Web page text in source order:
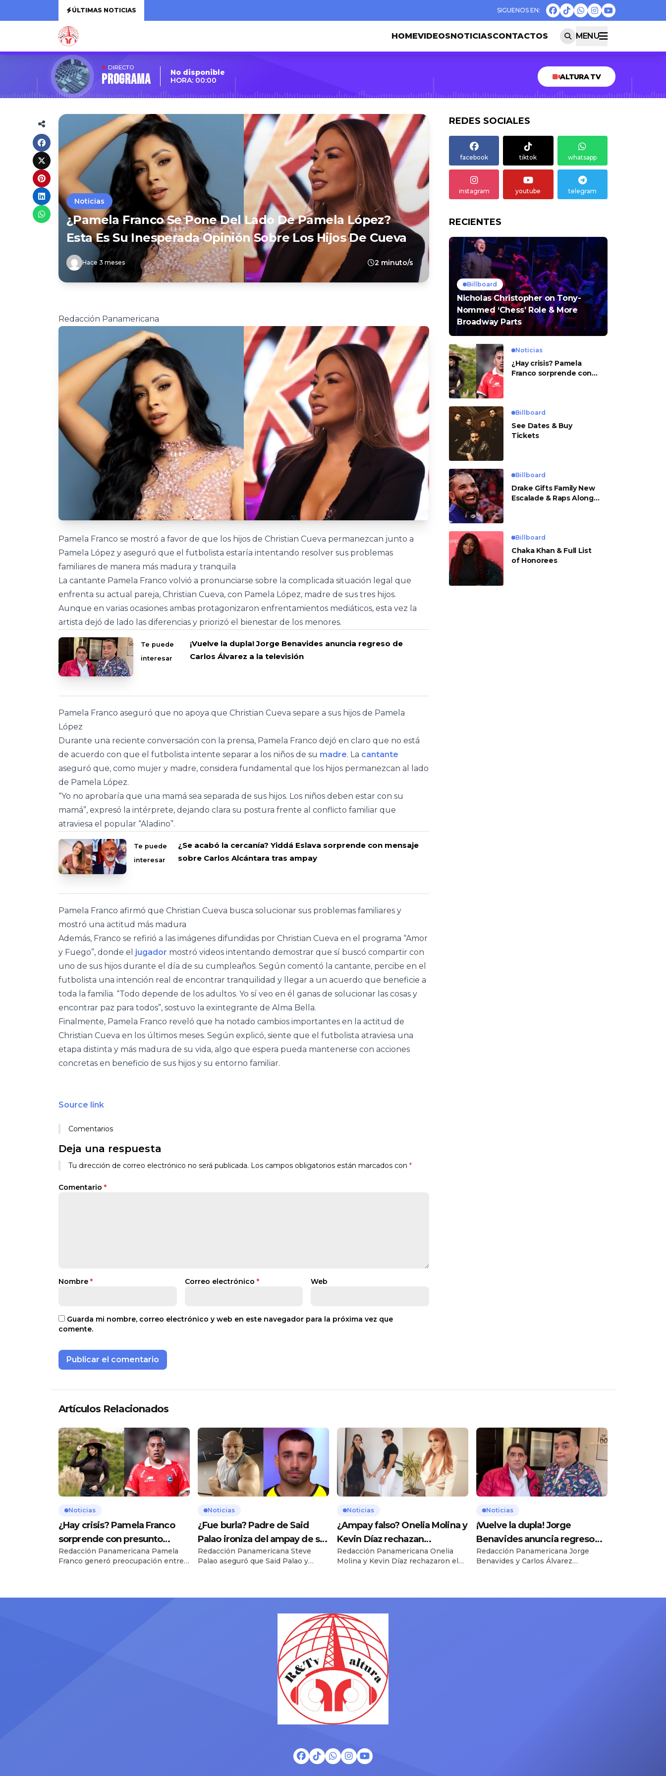
ÚLTIMAS NOTICIAS
HOMEVIDEOSNOTICIASCONTACTOS MENU
DIRECTO
Programa
No disponible
HORA: 00:00
ALTURA TV
Noticias
¿Pamela Franco Se Pone Del Lado De Pamela López?
Esta Es Su Inesperada Opinión Sobre Los Hijos De Cueva
Hace 3 meses 2 minuto/s
Redacción Panamericana
Pamela Franco se mostró a favor de que los hijos de Christian Cueva permanezcan junto a
Pamela López y aseguró que el futbolista estaría intentando resolver sus problemas
familiares de manera más madura y tranquila
La cantante Pamela Franco volvió a pronunciarse sobre la complicada situación legal que
enfrenta su actual pareja, Christian Cueva, con Pamela López, madre de sus tres hijos.
Aunque en varias ocasiones ambas protagonizaron enfrentamientos mediáticos, esta vez la
artista dejó de lado las diferencias y priorizó el bienestar de los menores.
Te puede
interesar
¡Vuelve la dupla! Jorge Benavides anuncia regreso de
Carlos Álvarez a la televisión
Pamela Franco aseguró que no apoya que Christian Cueva separe a sus hijos de Pamela
López
Durante una reciente conversación con la prensa, Pamela Franco dejó en claro que no está
de acuerdo con que el futbolista intente separar a los niños de su madre. La cantante
aseguró que, como mujer y madre, considera fundamental que los hijos permanezcan al lado
de Pamela López.
“Yo no aprobaría que una mamá sea separada de sus hijos. Los niños deben estar con su
mamá”, expresó la intérprete, dejando clara su postura frente al conflicto familiar que
atraviesa el popular “Aladino”.
Te puede
interesar
¿Se acabó la cercanía? Yiddá Eslava sorprende con mensaje
sobre Carlos Alcántara tras ampay
Pamela Franco afirmó que Christian Cueva busca solucionar sus problemas familiares y
mostró una actitud más madura
Además, Franco se refirió a las imágenes difundidas por Christian Cueva en el programa “Amor
y Fuego”, donde el jugador mostró videos intentando demostrar que sí buscó compartir con
uno de sus hijos durante el día de su cumpleaños. Según comentó la cantante, percibe en el
futbolista una intención real de encontrar tranquilidad y llegar a un acuerdo que beneficie a
toda la familia. “Todo depende de los adultos. Yo sí veo en él ganas de solucionar las cosas y
encontrar paz para todos”, sostuvo la exintegrante de Alma Bella.
Finalmente, Pamela Franco reveló que ha notado cambios importantes en la actitud de
Christian Cueva en los últimos meses. Según explicó, siente que el futbolista atraviesa una
etapa distinta y más madura de su vida, algo que espera pueda mantenerse con acciones
concretas en beneficio de sus hijos y su entorno familiar.
Source link
Comentarios
Deja una respuesta
Tu dirección de correo electrónico no será publicada. Los campos obligatorios están marcados con *
Comentario *
Nombre * Correo electrónico * Web
Guarda mi nombre, correo electrónico y web en este navegador para la próxima vez que
comente.
REDES SOCIALES
facebook tiktok whatsapp
instagram youtube telegram
RECIENTES
Billboard
Nicholas Christopher on Tony-
Nommed ‘Chess’ Role & More
Broadway Parts
Noticias
¿Hay crisis? Pamela
Franco sorprende con
Billboard
See Dates & Buy
Tickets
Billboard
Drake Gifts Family New
Escalade & Raps Along
Billboard
Chaka Khan & Full List
of Honorees
Artículos Relacionados
Noticias
¿Hay crisis? Pamela Franco
sorprende con presunto
mensaje para Cueva
Redacción Panamericana Pamela
Franco generó preocupación entre
apareció en medio de rumores
Noticias
¿Fue burla? Padre de Said
Palao ironiza del ampay de su
hijo en yate
Redacción Panamericana Steve
Palao aseguró que Said Palao y
resuelvan en privado y sorprendió al
del yate junto a Mario Irivarren.
Steve Palao decidió pronunciarse
sobre el actual momento
sentimental que atraviesan su hijo,
Noticias
¿Ampay falso? Onelia Molina y
Kevin Díaz rechazan
imágenes difundidas por
Magaly Medina
Redacción Panamericana Onelia
Molina y Kevin Díaz rechazaron el
venezolano. Onelia Molina y Kevin
públicamente luego de las
imágenes difundidas en el programa
“Magaly TV: La Firme”, donde se
insinuó que ambos habrían pasado
la […]
Noticias
¡Vuelve la dupla! Jorge
Benavides anuncia regreso
de Carlos Álvarez a la
televisión
Redacción Panamericana Jorge
Benavides y Carlos Álvarez
Jorge Benavides sorprendió a sus